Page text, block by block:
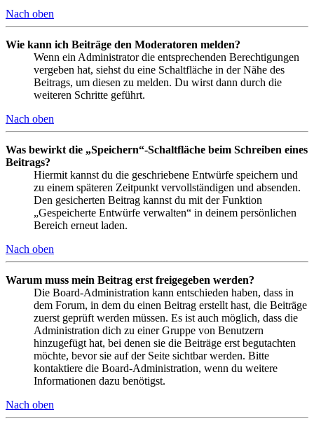
Nach oben
Wie kann ich Beiträge den Moderatoren melden?
Wenn ein Administrator die entsprechenden Berechtigungen
vergeben hat, siehst du eine Schaltfläche in der Nähe des
Beitrags, um diesen zu melden. Du wirst dann durch die
weiteren Schritte geführt.
Nach oben
Was bewirkt die „Speichern“-Schaltfläche beim Schreiben eines
Beitrags?
Hiermit kannst du die geschriebene Entwürfe speichern und
zu einem späteren Zeitpunkt vervollständigen und absenden.
Den gesicherten Beitrag kannst du mit der Funktion
„Gespeicherte Entwürfe verwalten“ in deinem persönlichen
Bereich erneut laden.
Nach oben
Warum muss mein Beitrag erst freigegeben werden?
Die Board-Administration kann entschieden haben, dass in
dem Forum, in dem du einen Beitrag erstellt hast, die Beiträge
zuerst geprüft werden müssen. Es ist auch möglich, dass die
Administration dich zu einer Gruppe von Benutzern
hinzugefügt hat, bei denen sie die Beiträge erst begutachten
möchte, bevor sie auf der Seite sichtbar werden. Bitte
kontaktiere die Board-Administration, wenn du weitere
Informationen dazu benötigst.
Nach oben